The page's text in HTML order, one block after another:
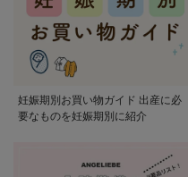
妊娠期別お買い物ガイド 出産に必
要なものを妊娠期別に紹介